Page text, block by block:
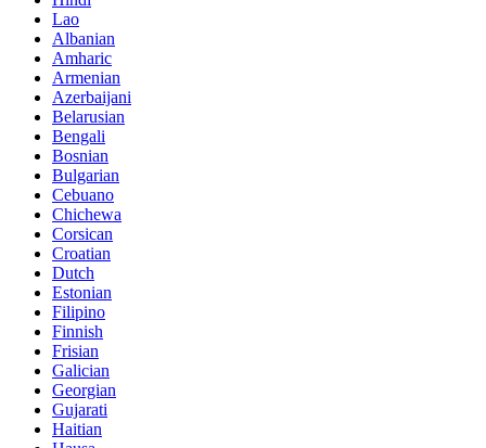
Lao
Albanian
Amharic
Armenian
Azerbaijani
Belarusian
Bengali
Bosnian
Bulgarian
Cebuano
Chichewa
Corsican
Croatian
Dutch
Estonian
Filipino
Finnish
Frisian
Galician
Georgian
Gujarati
Haitian